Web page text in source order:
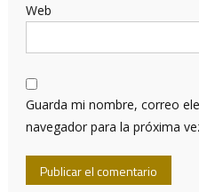
Web
Guarda mi nombre, correo
navegador para la próxima